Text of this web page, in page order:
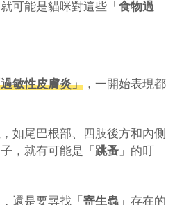
可能是貓咪對這些「 食物過
過敏性皮膚炎」 ，一開始表現都
如尾巴根部、四肢後方和內側
，就有可能是「 跳蚤 」的叮
還是要尋找「 寄生蟲 」存在的